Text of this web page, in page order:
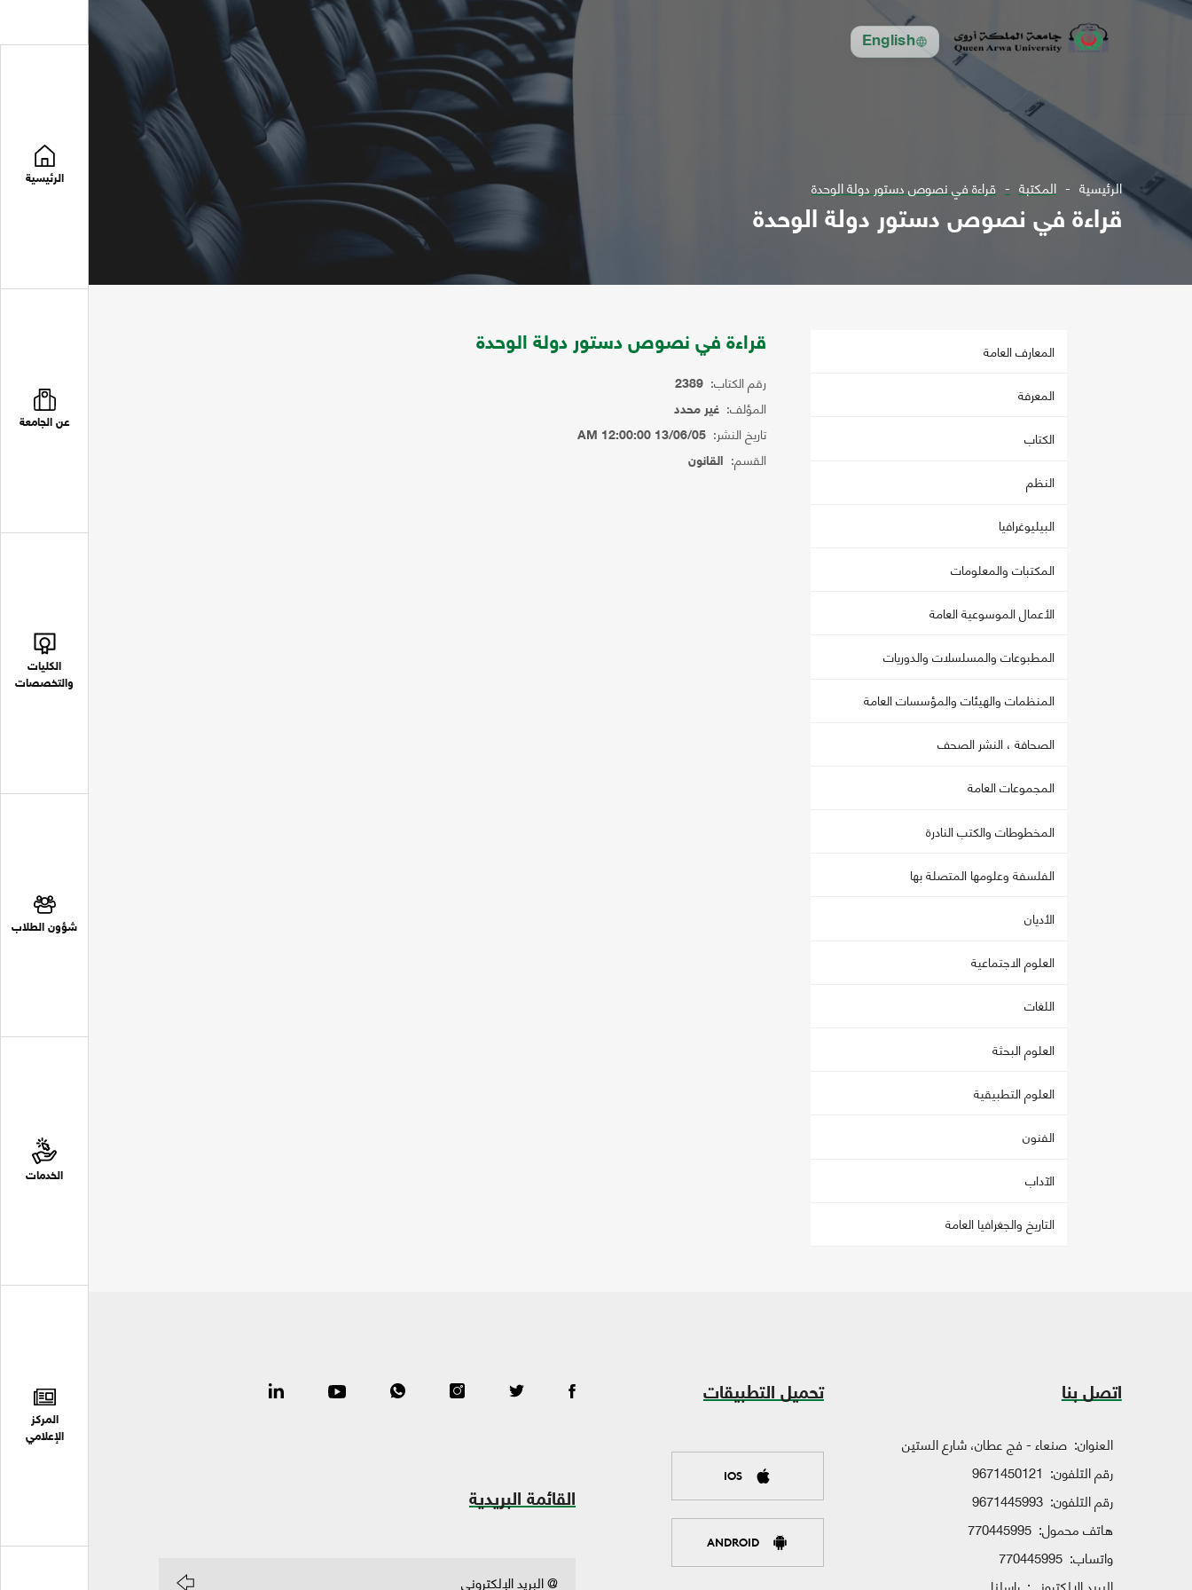
English
الرئيسية
عن الجامعة
الكليات
والتخصصات
شؤون الطلاب
الخدمات
المركز
الإعلامي
الرئيسية المكتبة قراءة في نصوص دستور دولة الوحدة
قراءة في نصوص دستور دولة الوحدة
المعارف العامة
المعرفة
الكتاب
النظم
البيليوغرافيا
المكتبات والمعلومات
الأعمال الموسوعية العامة
المطبوعات والمسلسلات والدوريات
المنظمات والهيئات والمؤسسات العامة
الصحافة ، النشر الصحف
المجموعات العامة
المخطوطات والكتب النادرة
الفلسفة وعلومها المتصلة بها
الأديان
العلوم الاجتماعية
اللغات
العلوم البحثة
العلوم التطبيقية
الفنون
الآداب
التاريخ والجغرافيا العامة
قراءة في نصوص دستور دولة الوحدة
رقم الكتاب: 2389
المؤلف: غير محدد
تاريخ النشر: 13/06/05 12:00:00 AM
القسم: القانون
اتصل بنا
العنوان: صنعاء - فج عطان، شارع الستين
رقم التلفون: 9671450121
رقم التلفون: 9671445993
هاتف محمول: 770445995
واتساب: 770445995
تحميل التطبيقات
IOS
ANDROID
القائمة البريدية